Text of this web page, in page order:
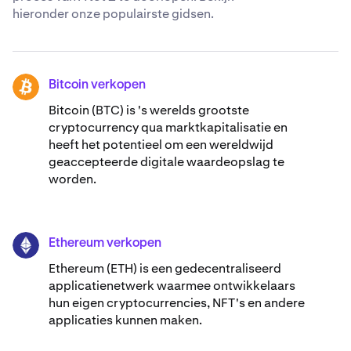
hieronder onze populairste gidsen.
BTC Bitcoin verkopen
Bitcoin (BTC) is 's werelds grootste
cryptocurrency qua marktkapitalisatie en
heeft het potentieel om een wereldwijd
geaccepteerde digitale waardeopslag te
worden.
ETH Ethereum verkopen
Ethereum (ETH) is een gedecentraliseerd
applicatienetwerk waarmee ontwikkelaars
hun eigen cryptocurrencies, NFT's en andere
applicaties kunnen maken.